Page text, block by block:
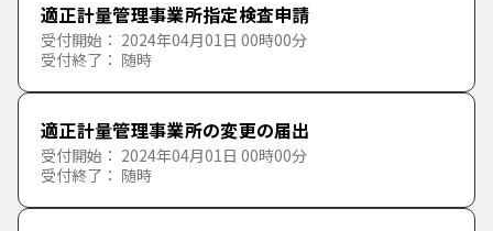
ライフイベント
子育て
就職・退職
消防・救急
防災・防犯
戸籍・住民票・印鑑・旅券・マイナンバーカード
戸籍・住民票・証明
ごみ・環境
あ行
か き
さ行
適正計量管理事業所指定検査申請
受付開始： 2024年04月01日 00時00分
受付終了： 随時
適正計量管理事業所の変更の届出
受付開始： 2024年04月01日 00時00分
受付終了： 随時